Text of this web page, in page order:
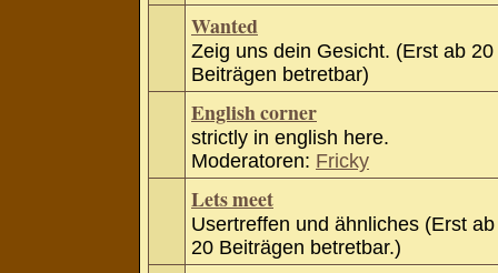
Wanted
Zeig uns dein Gesicht. (Erst ab 20
Beiträgen betretbar)
English corner
strictly in english here.
Moderatoren: Fricky
Lets meet
Usertreffen und ähnliches (Erst ab
20 Beiträgen betretbar.)